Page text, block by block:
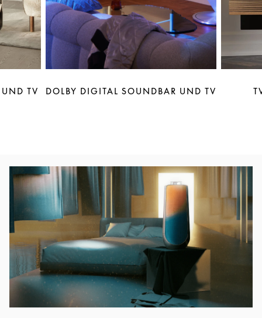
TV DOLBY DIGITAL SOUNDBAR UND TV
Eventbild